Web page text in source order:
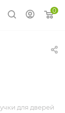
0
для дверей